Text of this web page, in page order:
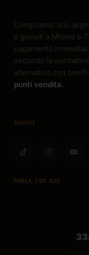
Compriamo oro,
e gioielli a Milano e
pagamento
secondo le
alternativa con
punti vendita.
SEGUICI
PARLA CON NOI